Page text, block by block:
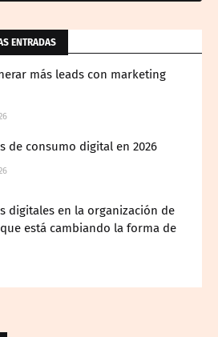
ENTRADAS
más leads con marketing
de consumo digital en 2026
digitales en la organización de
está cambiando la forma de